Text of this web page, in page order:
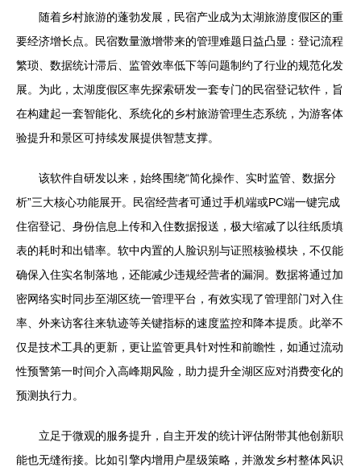
随着乡村旅游的蓬勃发展，民宿产业成为太湖旅游度假区的重
要经济增长点。民宿数量激增带来的管理难题日益凸显：登记流程
繁琐、数据统计滞后、监管效率低下等问题制约了行业的规范化发
展。为此，太湖度假区率先探索研发一套专门的民宿登记软件，旨
在构建起一套智能化、系统化的乡村旅游管理生态系统，为游客体
验提升和景区可持续发展提供智慧支撑。
该软件自研发以来，始终围绕“简化操作、实时监管、数据分
析”三大核心功能展开。民宿经营者可通过手机端或PC端一键完成
住宿登记、身份信息上传和入住数据报送，极大缩减了以往纸质填
表的耗时和出错率。软中内置的人脸识别与证照核验模块，不仅能
确保入住实名制落地，还能减少违规经营者的漏洞。数据将通过加
密网络实时同步至湖区统一管理平台，有效实现了管理部门对入住
率、外来访客往来轨迹等关键指标的速度监控和降本提质。此举不
仅是技术工具的更新，更让监管更具针对性和前瞻性，如通过流动
性预警第一时间介入高峰期风险，助力提升全湖区应对消费变化的
预测执行力。
立足于微观的服务提升，自主开发的统计评估附带其他创新职
能也无缝衔接。比如引擎内增用户星级策略，并激发乡村整体风识